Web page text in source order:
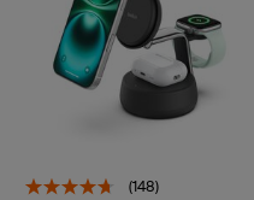
(148)